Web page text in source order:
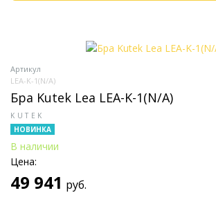
Артикул
LEA-K-1(N/A)
Бра Kutek Lea LEA-K-1(N/A)
KUTEK
НОВИНКА
В наличии
Цена:
49 941 руб.